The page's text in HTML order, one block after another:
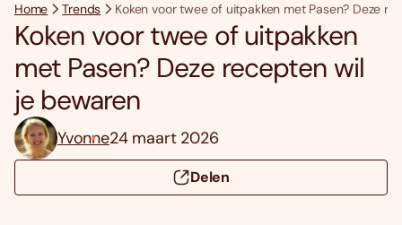
Home Trends Koken voor twee of uitpakken met Pasen? Deze
Koken voor twee of uitpakken
met Pasen? Deze recepten wil
je bewaren
Yvonne24 maart 2026
Delen